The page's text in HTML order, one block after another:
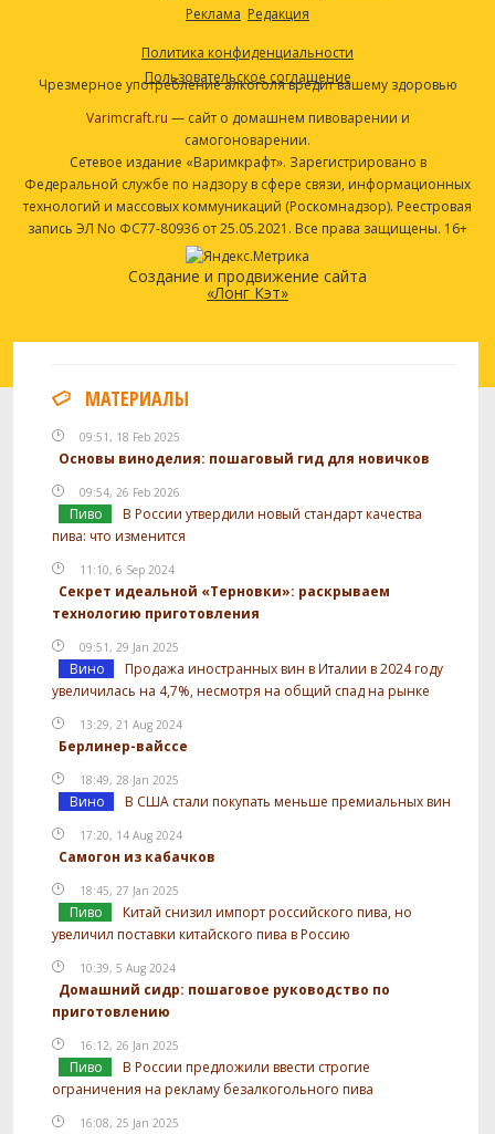
Реклама Редакция
Политика конфиденциальности
Пользовательское соглашение
Чрезмерное употребление алкоголя вредит вашему здоровью
Varimcraft.ru — сайт о домашнем пивоварении и
самогоноварении.
Сетевое издание «Варимкрафт». Зарегистрировано в
Федеральной службе по надзору в сфере связи, информационных
технологий и массовых коммуникаций (Роскомнадзор). Реестровая
запись ЭЛ No ФС77-80936 от 25.05.2021. Все права защищены. 16+
Создание и продвижение сайта
«Лонг Кэт»
МАТЕРИАЛЫ
09:51, 18 Feb 2025
Основы виноделия: пошаговый гид для новичков
09:54, 26 Feb 2026
Пиво
В России утвердили новый стандарт качества
пива: что изменится
11:10, 6 Sep 2024
Секрет идеальной «Терновки»: раскрываем
технологию приготовления
09:51, 29 Jan 2025
Вино
Продажа иностранных вин в Италии в 2024 году
увеличилась на 4,7%, несмотря на общий спад на рынке
13:29, 21 Aug 2024
Берлинер-вайссе
18:49, 28 Jan 2025
Вино В США стали покупать меньше премиальных вин
17:20, 14 Aug 2024
Самогон из кабачков
18:45, 27 Jan 2025
Пиво
Китай снизил импорт российского пива, но
увеличил поставки китайского пива в Россию
10:39, 5 Aug 2024
Домашний сидр: пошаговое руководство по
приготовлению
16:12, 26 Jan 2025
Пиво
В России предложили ввести строгие
ограничения на рекламу безалкогольного пива
16:08, 25 Jan 2025